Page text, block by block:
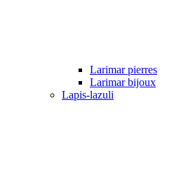
Larimar pierres
Larimar bijoux
Lapis-lazuli